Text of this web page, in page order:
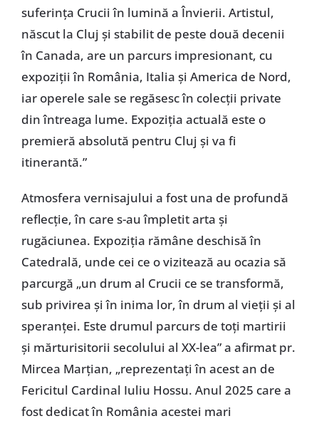
suferința Crucii în lumină a Învierii. Artistul,
născut la Cluj și stabilit de peste două decenii
în Canada, are un parcurs impresionant, cu
expoziții în România, Italia și America de Nord,
iar operele sale se regăsesc în colecții private
din întreaga lume. Expoziția actuală este o
premieră absolută pentru Cluj și va fi
itinerantă.”
Atmosfera vernisajului a fost una de profundă
reflecție, în care s-au împletit arta și
rugăciunea. Expoziția rămâne deschisă în
Catedrală, unde cei ce o vizitează au ocazia să
parcurgă „un drum al Crucii ce se transformă,
sub privirea și în inima lor, în drum al vieții și al
speranței. Este drumul parcurs de toți martirii
și mărturisitorii secolului al XX-lea” a afirmat pr.
Mircea Marțian, „reprezentați în acest an de
Fericitul Cardinal Iuliu Hossu. Anul 2025 care a
fost dedicat în România acestei mari